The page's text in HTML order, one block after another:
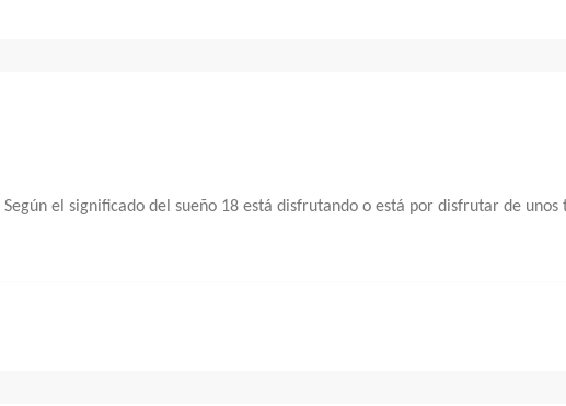
el significado del sueño 18 está disfrutando o está por disfrutar de